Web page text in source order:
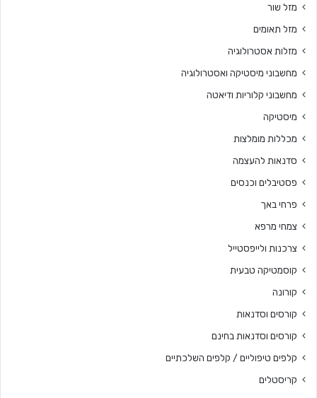
מזל שור
מזל תאומים
מזלות אסטרולוגיה
מחשבוני מיסטיקה ואסטרולוגיה
מחשבוני קלוריות ודיאטה
מיסטיקה
מכללות מומלצות
סדנאות להעצמה
פסטיבלים וכנסים
פרחי באך
צמחי מרפא
צרכנות ולייפסטייל
קוסמטיקה טבעית
קורונה
קורסים וסדנאות
קורסים וסדנאות בחינם
קלפים טיפוליים / קלפים השלכתיים
קריסטלים